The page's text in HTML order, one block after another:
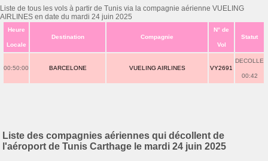
Liste de tous les vols à partir de Tunis via la compagnie aérienne VUELING
AIRLINES en date du mardi 24 juin 2025
Heure
Locale
Destination Compagnie
N° de
Vol
Statut
00:50:00 BARCELONE VUELING AIRLINES VY2691
DECOLLE
00:42
Liste des compagnies aériennes qui décollent de
l'aéroport de Tunis Carthage le mardi 24 juin 2025